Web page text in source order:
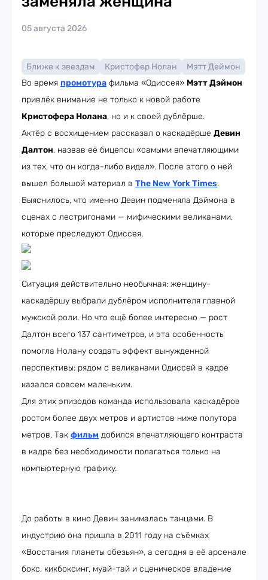
05 августа 2026
Ближе к звездам Кристофер Нолан
Мэтт Деймон
Во время промотура фильма «Одиссея» Мэтт Дэймон
привлёк внимание не только к новой работе
Кристофера Нолана, но и к своей дублёрше.
Актёр с восхищением рассказал о каскадёрше Девин
Далтон, назвав её бицепсы «самыми впечатляющими
из тех, что он когда-либо видел». После этого о ней
вышел большой материал в The New York Times.
Выяснилось, что именно Девин подменяла Дэймона в
сценах с лестригонами — мифическими великанами,
которые преследуют Одиссея.
Ситуация действительно необычная: женщину-
каскадёршу выбрали дублёром исполнителя главной
мужской роли. Но что ещё более интересно — рост
Далтон всего 137 сантиметров, и эта особенность
помогла Нолану создать эффект вынужденной
перспективы: рядом с великанами Одиссей в кадре
казался совсем маленьким.
Для этих эпизодов команда использовала каскадёров
ростом более двух метров и артистов ниже полутора
метров. Так фильм добился впечатляющего контраста
в кадре без необходимости полагаться только на
компьютерную графику.
До работы в кино Девин занималась танцами. В
индустрию она пришла в 2011 году на съёмках
«Восстания планеты обезьян», а сегодня в её арсенале
бокс, кикбоксинг, муай-тай и сценическое владение